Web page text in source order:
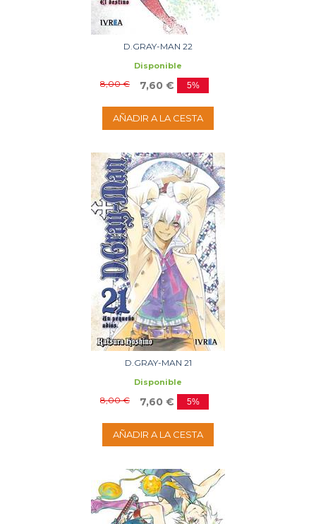
D.GRAY-MAN 22
Disponible
8,00 € 7,60 € 5%
AÑADIR A LA CESTA
D.GRAY-MAN 21
Disponible
8,00 € 7,60 € 5%
AÑADIR A LA CESTA